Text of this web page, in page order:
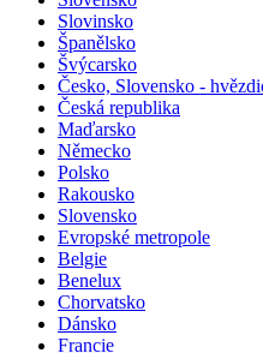
Slovinsko
Španělsko
Švýcarsko
Česko, Slovensko -
Česká republika
Maďarsko
Německo
Polsko
Rakousko
Slovensko
Evropské metropole
Belgie
Benelux
Chorvatsko
Dánsko
Francie